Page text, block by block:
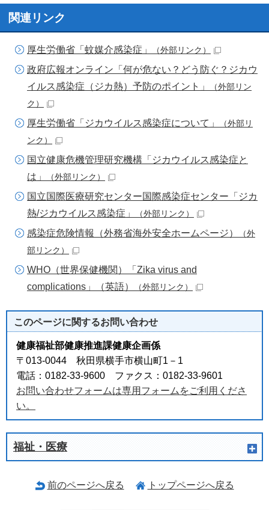
関連リンク
厚生労働省「蚊媒介感染症」 （外部リンク）
政府広報オンライン「何が危ない？どう防ぐ？ジカウ
イルス感染症（ジカ熱）予防のポイント」
（外部リン
ク）
厚生労働省「ジカウイルス感染症について」
（外部リ
ンク）
国立健康危機管理研究機構「ジカウイルス感染症と
は」
（外部リンク）
国立国際医療研究センター国際感染症センター「ジカ
熱/ジカウイルス感染症」
（外部リンク）
感染症危険情報（外務省海外安全ホームページ）
（外
部リンク）
WHO（世界保健機関）「Zika virus and
complications」（英語）
（外部リンク）
このページに関するお問い合わせ
健康福祉部健康推進課健康企画係
〒013-0044 秋田県横手市横山町1－1
電話：0182-33-9600 ファクス：0182-33-9601
お問い合わせフォームは専用フォームをご利用くださ
い。
福祉・医療
前のページへ戻る トップページへ戻る